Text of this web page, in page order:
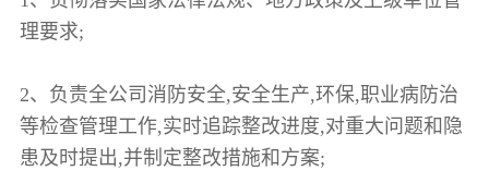
理要求;
2、负责全公司消防安全,安全生产,环保,职业病防治
等检查管理工作,实时追踪整改进度,对重大问题和隐
患及时提出,并制定整改措施和方案;